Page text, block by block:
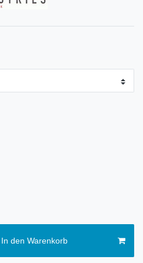
In den Warenkorb